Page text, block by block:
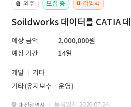
📔 외주 모집 중 마감임박
Soildworks 데이터를 CATIA
예상 금액
2,000,000원
예상 기간
14일
개발
기타
기타(유지보수ㆍ운영)
대전광역시 · 등록일자 2026.07.24.